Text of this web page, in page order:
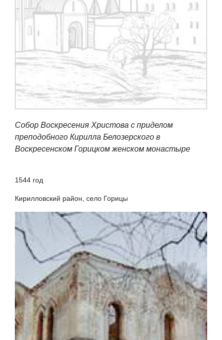
Собор Воскресения Христова с приделом
преподобного Кирилла Белозерского в
Воскресенском Горицком женском монастыре
1544 год
Кирилловский район, село Горицы